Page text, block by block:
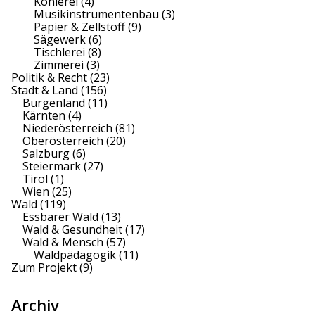
Musikinstrumentenbau (3)
Papier & Zellstoff(9)
Sägewerk(6)
Tischlerei (8)
Zimmerei (3)
Politik & Recht(23)
Stadt & Land (156)
Burgenland (11)
Kärnten (4)
Niederösterreich (81)
Oberösterreich (20)
Salzburg(6)
Steiermark(27)
Tirol (1)
Wien (25)
Wald (119)
Essbarer Wald (13)
Wald & Gesundheit(17)
Wald & Mensch (57)
Waldpädagogik(11)
Zum Projekt(9)
Archiv